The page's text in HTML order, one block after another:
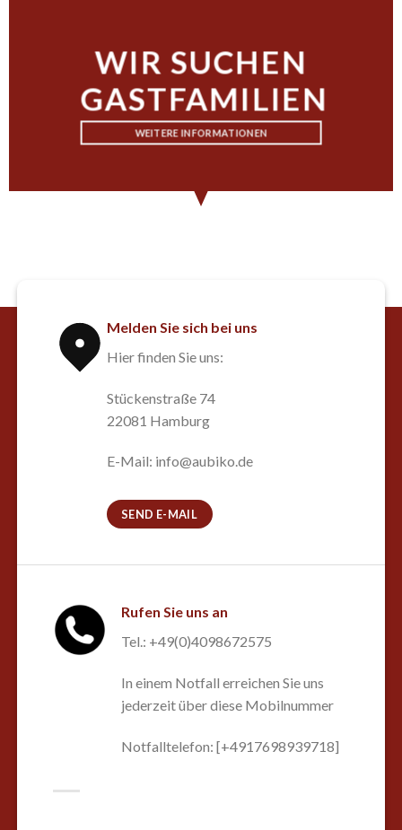
WIR SUCHEN
GASTFAMILIEN
WEITERE INFORMATIONEN
Melden Sie sich bei uns
Hier finden Sie uns:
Stückenstraße 74
22081 Hamburg
E-Mail: info@aubiko.de
SEND E-MAIL
Rufen Sie uns an
Tel.: +49(0)4098672575
In einem Notfall erreichen Sie uns
jederzeit über diese Mobilnummer
Notfalltelefon: [+4917698939718]